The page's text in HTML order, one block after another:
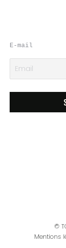
E-mail
©
Mentions